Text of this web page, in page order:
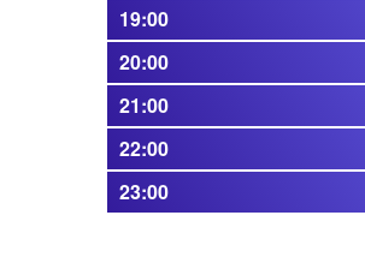
19:00
20:00
21:00
22:00
23:00